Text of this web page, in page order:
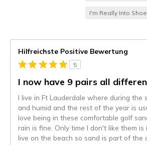
I'm Really Into
Hilfreichste Positive Bewertung
5
I now have 9 pairs all
I live in Ft Lauderdale where during the
and humid and the rest of the year is
love being in these comfortable golf
rain is fine. Only time I don't like them is
live on the beach so sand is part of the